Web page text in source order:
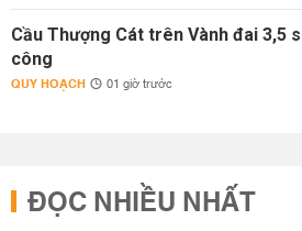
Cầu Thượng Cát trên Vành đai 3,5
công
QUY HOẠCH 01 giờ trước
ĐỌC NHIỀU NHẤT